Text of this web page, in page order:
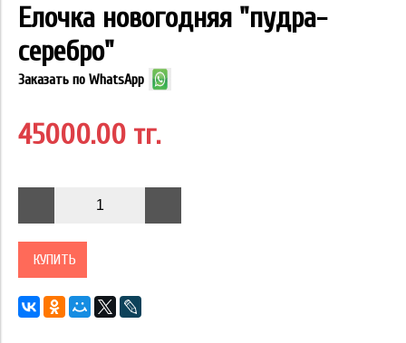
Елочка новогодняя "пудра-
серебро"
Заказать по WhatsApp
45000.00 тг.
КУПИТЬ